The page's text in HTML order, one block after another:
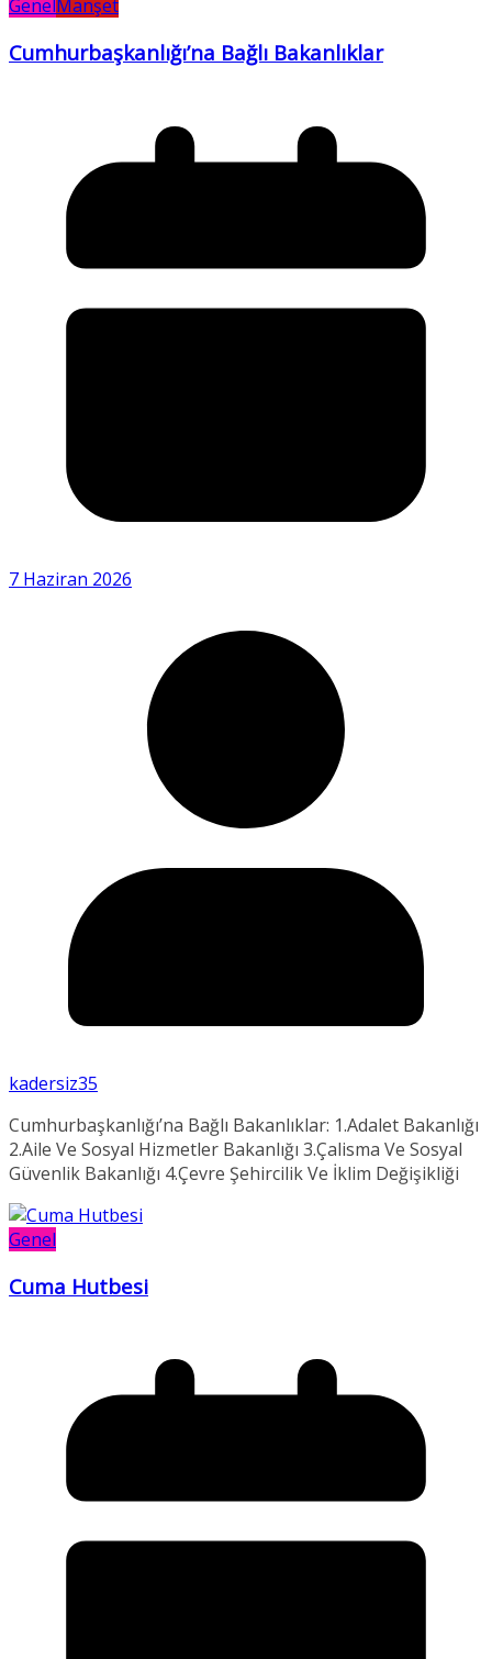
GenelManşet
Cumhurbaşkanlığı’na Bağlı Bakanlıklar
7 Haziran 2026
kadersiz35
Cumhurbaşkanlığı’na Bağlı Bakanlıklar: 1.Adalet Bakanlığı
2.Aile Ve Sosyal Hizmetler Bakanlığı 3.Çalisma Ve Sosyal
Güvenlik Bakanlığı 4.Çevre Şehircilik Ve İklim Değişikliği
Genel
Cuma Hutbesi